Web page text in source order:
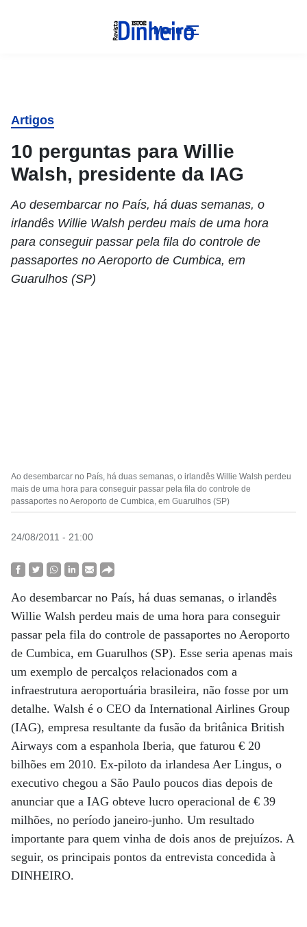
Menu
Artigos
10 perguntas para Willie
Walsh, presidente da IAG
Ao desembarcar no País, há duas semanas, o
irlandês Willie Walsh perdeu mais de uma hora
para conseguir passar pela fila do controle de
passaportes no Aeroporto de Cumbica, em
Guarulhos (SP)
Ao desembarcar no País, há duas semanas, o irlandês Willie Walsh perdeu
mais de uma hora para conseguir passar pela fila do controle de
passaportes no Aeroporto de Cumbica, em Guarulhos (SP)
24/08/2011 - 21:00
Ao desembarcar no País, há duas semanas, o irlandês
Willie Walsh perdeu mais de uma hora para conseguir
passar pela fila do controle de passaportes no Aeroporto
de Cumbica, em Guarulhos (SP). Esse seria apenas mais
um exemplo de percalços relacionados com a
infraestrutura aeroportuária brasileira, não fosse por um
detalhe. Walsh é o CEO da International Airlines Group
(IAG), empresa resultante da fusão da britânica British
Airways com a espanhola Iberia, que faturou € 20
bilhões em 2010. Ex-piloto da irlandesa Aer Lingus, o
executivo chegou a São Paulo poucos dias depois de
anunciar que a IAG obteve lucro operacional de € 39
milhões, no período janeiro-junho. Um resultado
importante para quem vinha de dois anos de prejuízos. A
seguir, os principais pontos da entrevista concedida à
DINHEIRO.